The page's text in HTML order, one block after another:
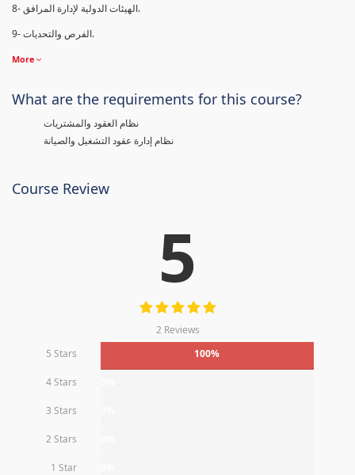
8- الهيئات الدولية لإدارة المرافق.
9- الفرص والتحديات.
More
What are the requirements for this course?
نظام العقود والمشتريات
نظام إدارة عقود التشغيل والصيانة
Course Review
5
2 Reviews
5 Stars
100%
4 Stars
3 Stars
2 Stars
1 Star